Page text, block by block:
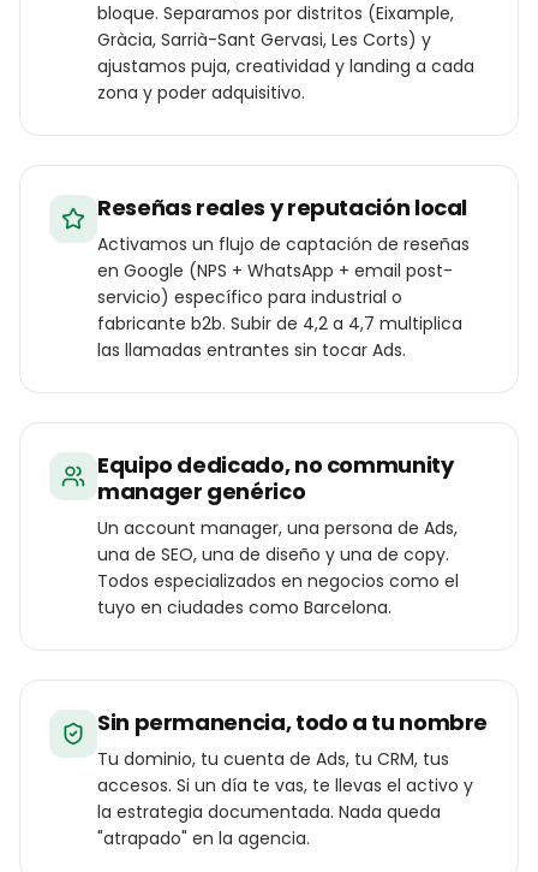
bloque. Separamos por distritos (Eixample,
Gràcia, Sarrià-Sant Gervasi, Les Corts) y
ajustamos puja, creatividad y landing a cada
zona y poder adquisitivo.
Reseñas reales y reputación local
Activamos un flujo de captación de reseñas
en Google (NPS + WhatsApp + email post-
servicio) específico para industrial o
fabricante b2b. Subir de 4,2 a 4,7 multiplica
las llamadas entrantes sin tocar Ads.
Equipo dedicado, no community
manager genérico
Un account manager, una persona de Ads,
una de SEO, una de diseño y una de copy.
Todos especializados en negocios como el
tuyo en ciudades como Barcelona.
Sin permanencia, todo a tu nombre
Tu dominio, tu cuenta de Ads, tu CRM, tus
accesos. Si un día te vas, te llevas el activo y
la estrategia documentada. Nada queda
"atrapado" en la agencia.